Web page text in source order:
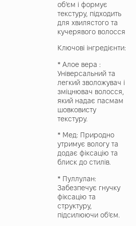
об’єм і формує
текстуру, підходить
для хвилястого та
кучерявого волосся
Ключові інгредієнти:
* Алое вера :
Універсальний та
легкий зволожувач і
зміцнювач волосся,
який надає пасмам
шовковисту
текстуру.
* Мед: Природно
утримує вологу та
додає фіксацію та
блиск до стилів.
* Пуллулан:
Забезпечує гнучку
фіксацію та
структуру,
підсилюючи об’єм.